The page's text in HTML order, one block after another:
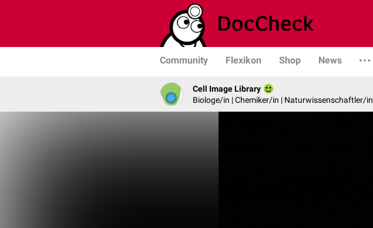
Community Flexikon Shop News
Cell Image Library
Biologe/in | Chemiker/in | Naturwissenschaftler/in